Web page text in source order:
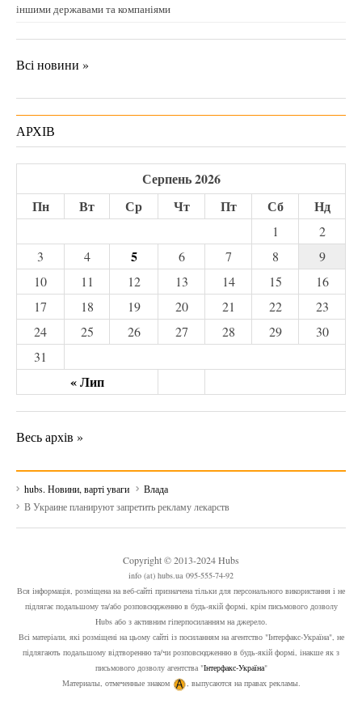
іншими державами та компаніями
Всі новини »
АРХІВ
Серпень 2026
Пн
Вт Ср Чт Пт Сб Нд
« Лип
1
2
3
4 5 6 7 8
9
10
11 12 13 14 15
16
17
18 19 20 21 22
23
24
25 26 27 28 29
30
31
Весь архів »
hubs. Новини, варті уваги
Влада
В Украине планируют запретить рекламу лекарств
Copyright © 2013-2024 Hubs
info (at) hubs.ua 095-555-74-92
Вся інформація, розміщена на веб-сайті призначена тільки для персонального використання і не
підлягає подальшому та/або розповсюдженню в будь-якій формі, крім письмового дозволу
Hubs або з активним гіперпосиланням на джерело.
Всі матеріали, які розміщені на цьому сайті із посиланням на агентство "Інтерфакс-Україна", не
підлягають подальшому відтворенню та/чи розповсюдженню в будь-якій формі, інакше як з
письмового дозволу агентства "Інтерфакс-Україна"
Материалы, отмеченные знаком
, выпусаются на правах рекламы.